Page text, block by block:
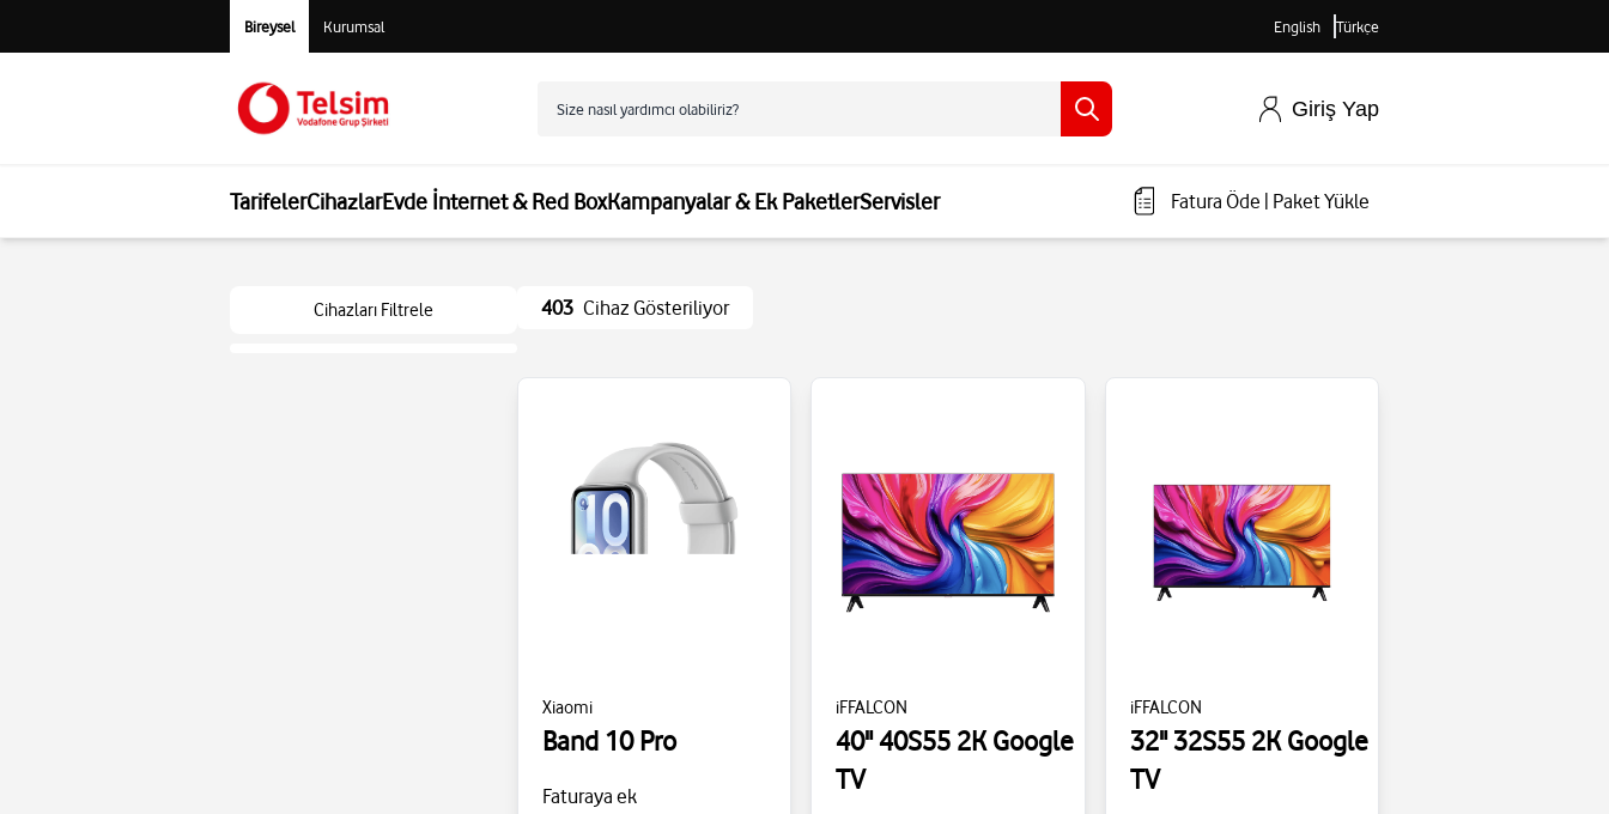
Bireysel Kurumsal English Türkçe
Giriş Yap
TarifelerCihazlarEvde İnternet & Red BoxKampanyalar & Ek PaketlerServisler Fatura Öde Paket Yükle
Cihazları Filtrele 403 Cihaz Gösteriliyor
Xiaomi
Band 10 Pro
Faturaya ek
iFFALCON
40" 40S55 2K Google
TV
iFFALCON
32" 32S55 2K Google
TV